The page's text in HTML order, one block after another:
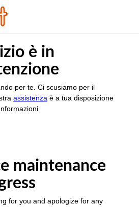
è in
per te. Ci scusiamo per il
assistenza è a tua disposizione
maintenance
for you and apologize for any